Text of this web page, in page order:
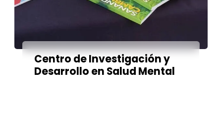
Centro de Investigación y
Desarrollo en Salud Mental